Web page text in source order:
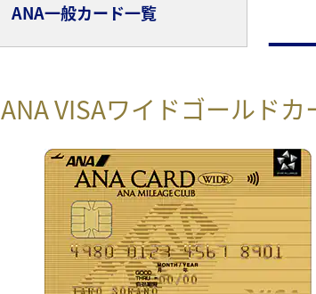
ANA一般カード一覧
ANA VISA 一般カード
空の旅を身近に！
日々の生活でマイルが貯まるカード！
お申し込みはこちら
ANA VISAワイドゴールドカ